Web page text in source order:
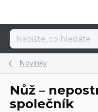
obsah
Novinky
Nůž –
společník